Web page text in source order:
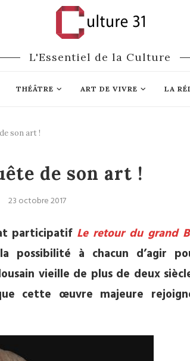
L'Essentiel de la Culture
THÉÂTRE ART DE VIVRE LA
son art !
de son art !
23 octobre 2017
participatif Le retour du grand
possibilité à chacun d’agir
vieille de plus de deux
cette œuvre majeure